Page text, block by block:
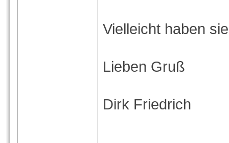
Vielleicht haben
Lieben Gruß
Dirk Friedrich